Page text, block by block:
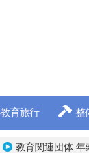
教育旅行 整
教育関連団体 年